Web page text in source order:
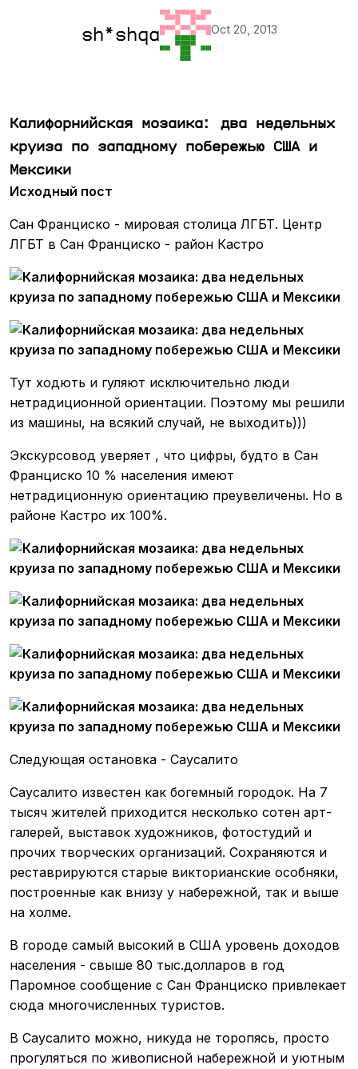
sh*shqa Oct 20, 2013
Калифорнийская мозаика: два недельных
круиза по западному побережью США и
Мексики
Исходный пост
Сан Франциско - мировая столица ЛГБТ. Центр
ЛГБТ в Сан Франциско - район Кастро
Тут ходють и гуляют исключительно люди
нетрадиционной ориентации. Поэтому мы решили
из машины, на всякий случай, не выходить)))
Экскурсовод уверяет , что цифры, будто в Сан
Франциско 10 % населения имеют
нетрадиционную ориентацию преувеличены. Но в
районе Кастро их 100%.
Следующая остановка - Саусалито
Саусалито известен как богемный городок. На 7
тысяч жителей приходится несколько сотен арт-
галерей, выставок художников, фотостудий и
прочих творческих организаций. Сохраняются и
реставрируются старые викторианские особняки,
построенные как внизу у набережной, так и выше
на холме.
В городе самый высокий в США уровень доходов
населения - свыше 80 тыс.долларов в год
Паромное сообщение с Сан Франциско привлекает
сюда многочисленных туристов.
В Саусалито можно, никуда не торопясь, просто
прогуляться по живописной набережной и уютным